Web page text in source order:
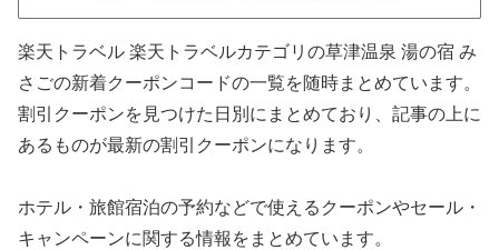
楽天トラベル 楽天トラベルカテゴリの草津温泉 湯の宿 み
さごの新着クーポンコードの一覧を随時まとめています。
割引クーポンを見つけた日別にまとめており、記事の上に
あるものが最新の割引クーポンになります。
ホテル・旅館宿泊の予約などで使えるクーポンやセール・
キャンペーンに関する情報をまとめています。